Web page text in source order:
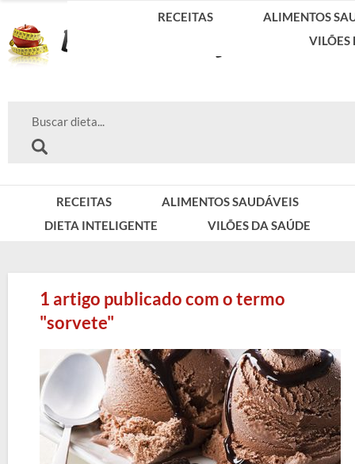
RECEITAS
ALIMENTOS SAUDÁVEIS
DIETA INTELIGENTE
VILÕES DA SAÚDE
RECEITAS
ALIMENTOS
VILÕES
1 artigo publicado com o termo
"sorvete"